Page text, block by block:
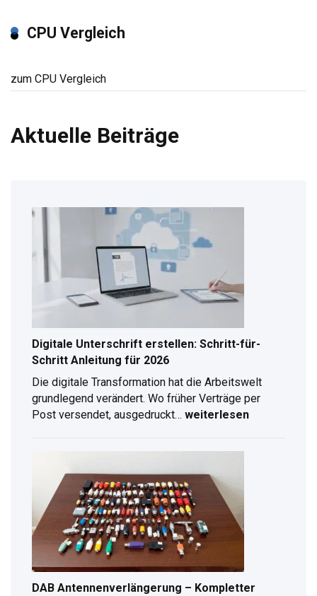
CPU Vergleich
zum CPU Vergleich
Aktuelle Beiträge
Digitale Unterschrift erstellen: Schritt-für-
Schritt Anleitung für 2026
Die digitale Transformation hat die Arbeitswelt
grundlegend verändert. Wo früher Verträge per
Post versendet, ausgedruckt…
Schritt
Anleitung
für
2026
weiterlesen
DAB Antennenverlängerung – Kompletter